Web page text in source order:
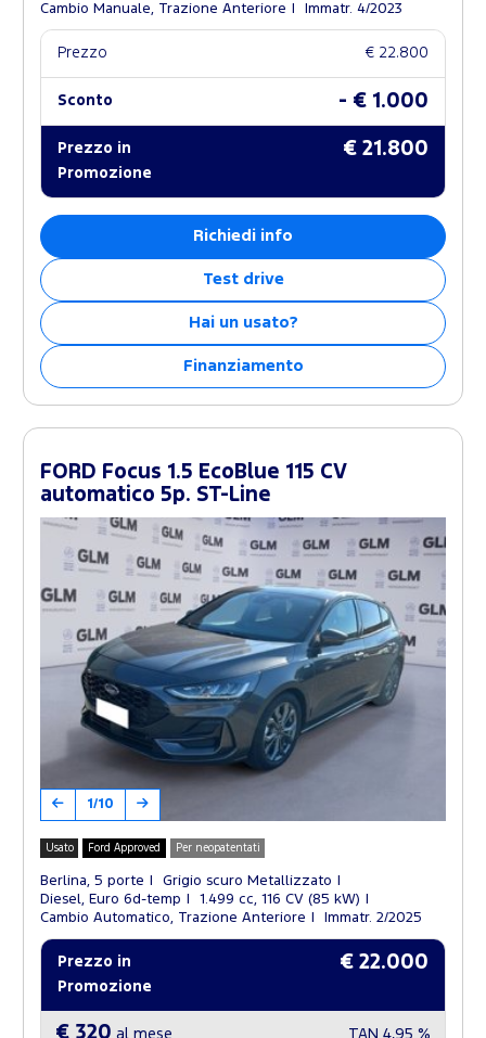
Cambio Manuale, Trazione Anteriore
Immatr. 4/2023
Prezzo € 22.800
Sconto - € 1.000
Prezzo in
Promozione
€ 21.800
Richiedi info
Test drive
Hai un usato?
Finanziamento
FORD Focus 1.5 EcoBlue 115 CV
automatico 5p. ST-Line
1/10
Usato Ford Approved Per neopatentati
Berlina, 5 porte
Grigio scuro Metallizzato
Diesel, Euro 6d-temp
1.499 cc, 116 CV (85 kW)
Cambio Automatico, Trazione Anteriore
Immatr. 2/2025
Prezzo in
Promozione
€ 22.000
€ 320 al mese TAN 4,95 %